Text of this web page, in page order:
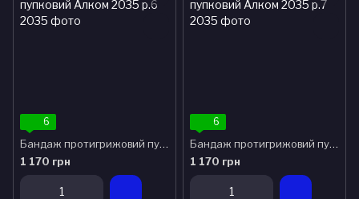
6
Бандаж протигрижовий пупковий Алком 2035 р.6
1 170 грн
6
Бандаж протигрижовий пупковий Алком 2035 р.7
1 170 грн